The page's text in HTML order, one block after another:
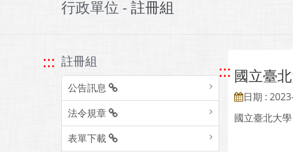
行政單位 - 註冊組
::: 註冊組
公告訊息
法令規章
表單下載
::: 國立臺
日期 :
國立臺北大